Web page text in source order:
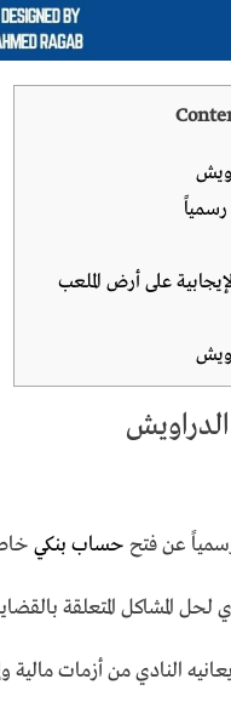
رسمياً
على أرض الملعب
عن فتح حساب بنكي
المشاكل المتعلقة
النادي من أزمات مالية